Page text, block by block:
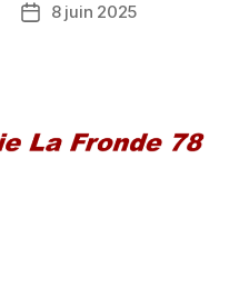
Date8 juin 2025